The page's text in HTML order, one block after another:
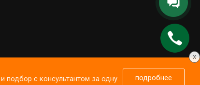
https://skill-spb.ru, вы соглашаетесь с
подбор с консультантом за одну
подробнее
x